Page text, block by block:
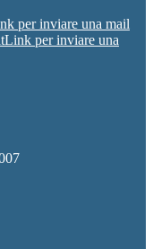
per inviare una mail
Link per inviare una